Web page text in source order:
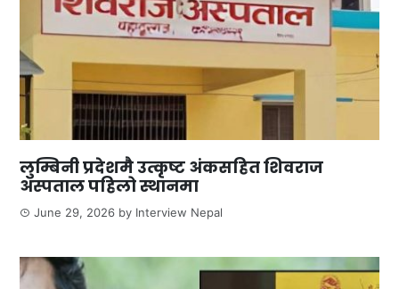
लुम्बिनी प्रदेशमै उत्कृष्ट अंकसहित शिवराज
अस्पताल पहिलो स्थानमा
June 29, 2026 by Interview Nepal